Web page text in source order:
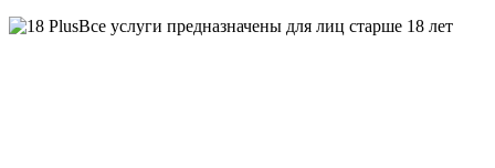
Все услуги предназначены для лиц старше 18 лет